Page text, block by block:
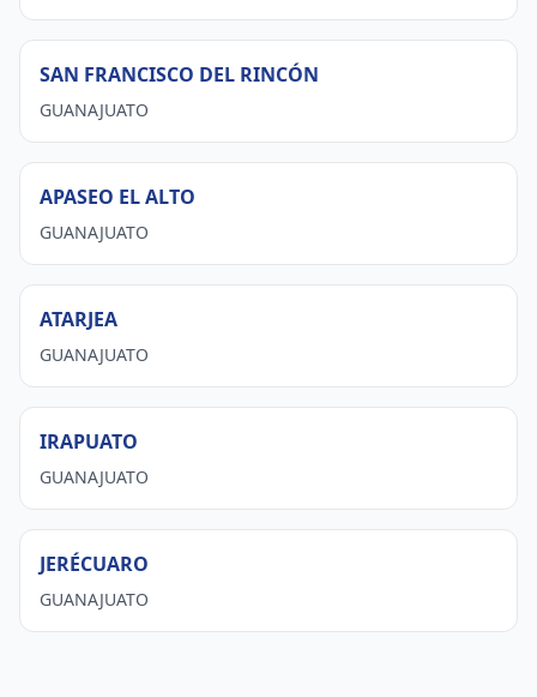
SAN FRANCISCO DEL RINCÓN
GUANAJUATO
APASEO EL ALTO
GUANAJUATO
ATARJEA
GUANAJUATO
IRAPUATO
GUANAJUATO
JERÉCUARO
GUANAJUATO